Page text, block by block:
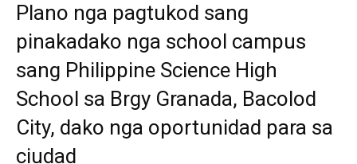
Plano nga pagtukod sang
pinakadako nga school campus
sang Philippine Science High
School sa Brgy Granada, Bacolod
City, dako nga oportunidad para sa
ciudad